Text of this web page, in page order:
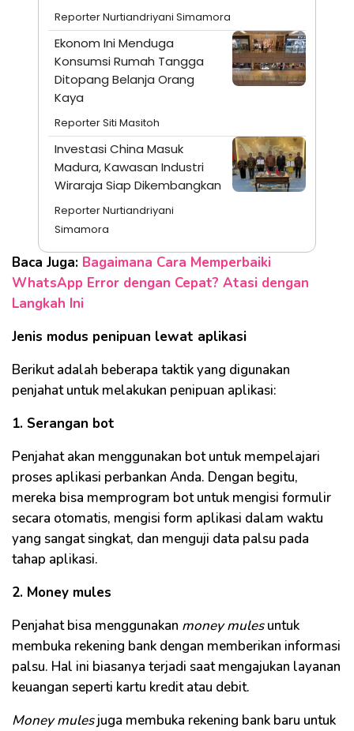
Reporter Nurtiandriyani Simamora
Ekonom Ini Menduga
Konsumsi Rumah Tangga
Ditopang Belanja Orang
Kaya
Reporter Siti Masitoh
Investasi China Masuk
Madura, Kawasan Industri
Wiraraja Siap Dikembangkan
Reporter Nurtiandriyani
Simamora
Baca Juga: Bagaimana Cara Memperbaiki
WhatsApp Error dengan Cepat? Atasi dengan
Langkah Ini
Jenis modus penipuan lewat aplikasi
Berikut adalah beberapa taktik yang digunakan
penjahat untuk melakukan penipuan aplikasi:
1. Serangan bot
Penjahat akan menggunakan bot untuk mempelajari
proses aplikasi perbankan Anda. Dengan begitu,
mereka bisa memprogram bot untuk mengisi formulir
secara otomatis, mengisi form aplikasi dalam waktu
yang sangat singkat, dan menguji data palsu pada
tahap aplikasi.
2. Money mules
Penjahat bisa menggunakan money mulesuntuk
membuka rekening bank dengan memberikan informasi
palsu. Hal ini biasanya terjadi saat mengajukan layanan
keuangan seperti kartu kredit atau debit.
Money mulesjuga membuka rekening bank baru untuk